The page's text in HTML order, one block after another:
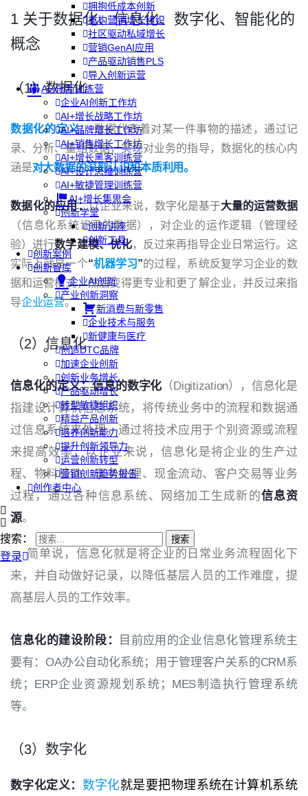
拥抱低成本创新
重构营销增长组织
社区驱动私域增长
营销GenAI应用
产品驱动销售PLS
导入创新运营
AI+创新训练营
企业AI创新工作坊
AI+增长战略工作坊
AI+品牌增长工作坊
AI+销售增长工作坊
AI+增长黑客训练营
AI+设计思维训练营
AI+敏捷管理训练营
AI+增长集思会
创新学堂
创新讲座
创新工具
创新案例
创新智库
企业AI创新
产业创新洞察
新消费与新零售
企业技术与服务
新健康与医疗
创造DTC品牌
加速企业创新
创新业务增长
产品驱动增长
转型敏捷组织
精益产品创新
培养创新能力
提升创新领导力
运营创新转型
营销创新趋势报告
创作者中心
搜索：
登录
1 关于数据化、信息化、数字化、智能化的
概念
（1）数据化
数据化的定义： 数据代表着对某一件事物的描述，通过记
录、分析、重组数据，实现对业务的指导，数据化的核心内
涵是对大数据的深刻认识和本质利用。
数据化的应用：以企业来说，数字化是基于大量的运营数据
（信息化系统记录的数据），对企业的运作逻辑（管理经
验）进行数学建模、优化，反过来再指导企业日常运行。这
实际上就是一个“机器学习”的过程，系统反复学习企业的数
据和运营模式，然后变得更专业和更了解企业，并反过来指
导企业运营。
（2）信息化
信息化的定义：信息的数字化 （Digitization），信息化是
指建设计算机信息系统，将传统业务中的流程和数据通
过信息系统来处理，通过将技术应用于个别资源或流程
来提高效率，以企业来说，信息化是将企业的生产过
程、物料移动、事务处理、现金流动、客户交易等业务
过程，通过各种信息系统、网络加工生成新的信息资
源。
简单说，信息化就是将企业的日常业务流程固化下
来，并自动做好记录，以降低基层人员的工作难度，提
高基层人员的工作效率。
信息化的建设阶段：
目前应用的企业信息化管理系统主
要有：OA办公自动化系统；用于管理客户关系的CRM系
统；ERP企业资源规划系统；MES制造执行管理系统
等。
（3）数字化
数字化定义： 数字化就是要把物理系统在计算机系统